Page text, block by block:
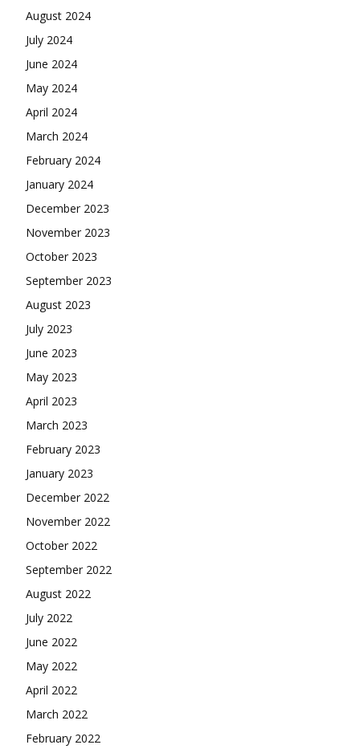
August 2024
July 2024
June 2024
May 2024
April 2024
March 2024
February 2024
January 2024
December 2023
November 2023
October 2023
September 2023
August 2023
July 2023
June 2023
May 2023
April 2023
March 2023
February 2023
January 2023
December 2022
November 2022
October 2022
September 2022
August 2022
July 2022
June 2022
May 2022
April 2022
March 2022
February 2022